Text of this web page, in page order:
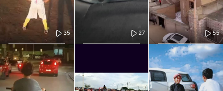
35 27 55